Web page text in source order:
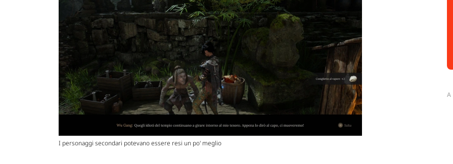
I personaggi secondari potevano essere resi un po' meglio